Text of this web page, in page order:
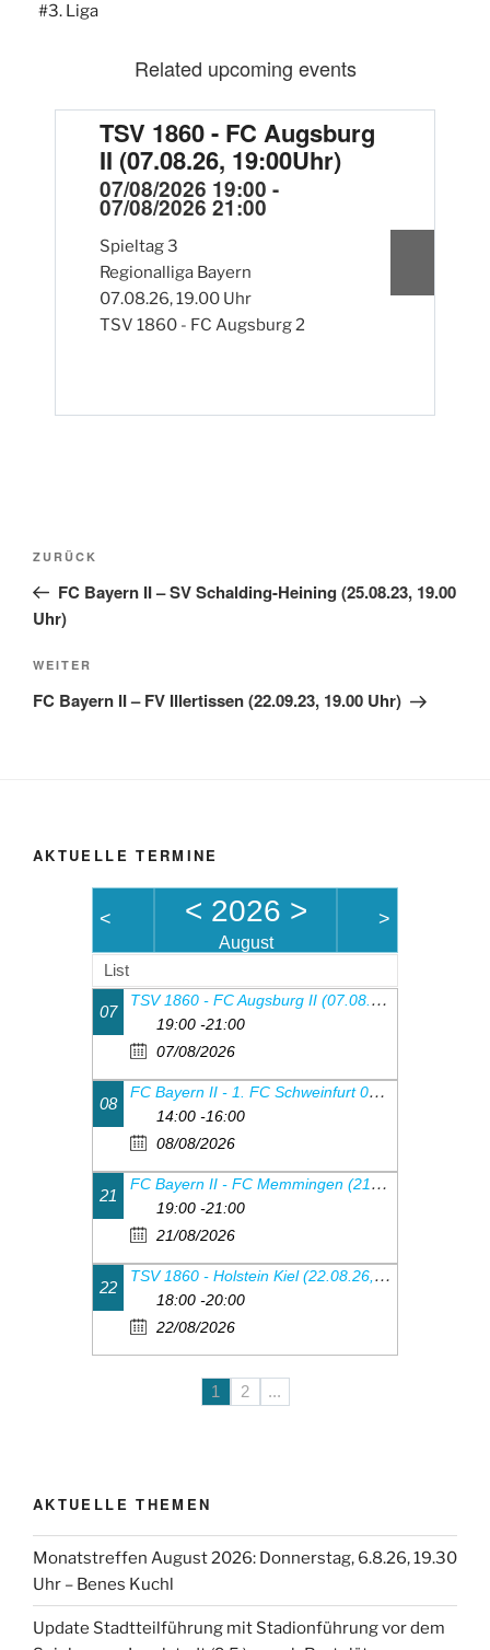
#3. Liga
Related upcoming events
TSV 1860 - FC Augsburg
II (07.08.26, 19:00Uhr)
07/08/2026 19:00 -
07/08/2026 21:00
Spieltag 3
Regionalliga Bayern
07.08.26, 19.00 Uhr
TSV 1860 - FC Augsburg 2
Beitragsnavigation
Vorheriger
Beitrag
ZURÜCK
FC Bayern II – SV Schalding-Heining (25.08.23, 19.00
Uhr)
Nächster
Beitrag
WEITER
FC Bayern II – FV Illertissen (22.09.23, 19.00 Uhr)
AKTUELLE TERMINE
< < 2026 >
August
>
List
07
TSV 1860 - FC Augsburg II (07.08.26, 19:00Uhr)
19:00 -21:00
07/08/2026
08
FC Bayern II - 1. FC Schweinfurt 05 (08.08.26, 14.00 Uhr)
14:00 -16:00
08/08/2026
21
FC Bayern II - FC Memmingen (21.08.26, 19.00 Uhr)
19:00 -21:00
21/08/2026
22
TSV 1860 - Holstein Kiel (22.08.26, 18:00Uhr)
18:00 -20:00
22/08/2026
1 2 ...
AKTUELLE THEMEN
Monatstreffen August 2026: Donnerstag, 6.8.26, 19.30
Uhr – Benes Kuchl
Update Stadtteilführung mit Stadionführung vor dem